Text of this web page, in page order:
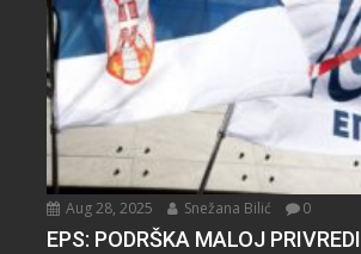
Aug 28, 2025 Snežana Bilić 0
EPS: PODRŠKA MALOJ PRIVREDI